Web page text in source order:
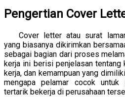
Pengertian Cover
Cover letter atau surat
yang biasanya dikirimkan
sebagai bagian dari proses
kerja ini berisi penjelasan tentang
kerja, dan kemampuan yang
mengapa pelamar cocok
tertarik bekerja di perusahaan